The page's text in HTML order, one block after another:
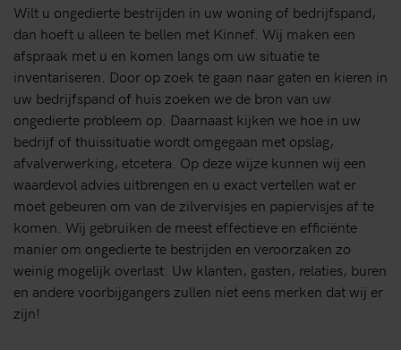
Wilt u ongedierte bestrijden in uw woning of bedrijfspand,
dan hoeft u alleen te bellen met Kinnef. Wij maken een
afspraak met u en komen langs om uw situatie te
inventariseren. Door op zoek te gaan naar gaten en kieren in
uw bedrijfspand of huis zoeken we de bron van uw
ongedierte probleem op. Daarnaast kijken we hoe in uw
bedrijf of thuissituatie wordt omgegaan met opslag,
afvalverwerking, etcetera. Op deze wijze kunnen wij een
waardevol advies uitbrengen en u exact vertellen wat er
moet gebeuren om van de zilvervisjes en papiervisjes af te
komen. Wij gebruiken de meest effectieve en efficiënte
manier om ongedierte te bestrijden en veroorzaken zo
weinig mogelijk overlast. Uw klanten, gasten, relaties, buren
en andere voorbijgangers zullen niet eens merken dat wij er
zijn!